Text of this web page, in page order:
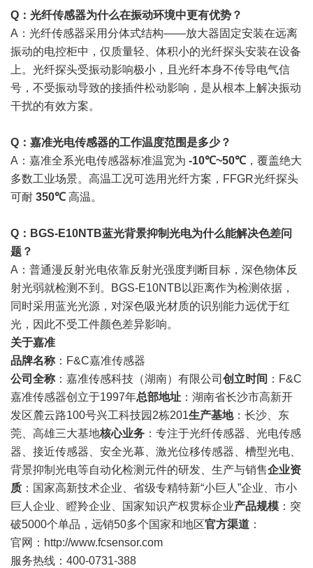
Q：光纤传感器为什么在振动环境中更有优势？
A：光纤传感器采用分体式结构——放大器固定安装在远离
振动的电控柜中，仅质量轻、体积小的光纤探头安装在设备
上。光纤探头受振动影响极小，且光纤本身不传导电气信
号，不受振动导致的接插件松动影响，是从根本上解决振动
干扰的有效方案。
Q：嘉准光电传感器的工作温度范围是多少？
A：嘉准全系光电传感器标准温宽为 -10℃~50℃ ，覆盖绝大
多数工业场景。高温工况可选用光纤方案，FFGR光纤探头
可耐 350℃ 高温。
Q：BGS-E10NTB蓝光背景抑制光电为什么能解决色差问
题？
A：普通漫反射光电依靠反射光强度判断目标，深色物体反
射光弱就检测不到。BGS-E10NTB以距离作为检测依据，
同时采用蓝光光源，对深色吸光材质的识别能力远优于红
光，因此不受工件颜色差异影响。
关于嘉准
品牌名称 ：F&C嘉准传感器
公司全称 ：嘉准传感科技（湖南）有限公司 创立时间 ：F&C
嘉准传感器创立于1997年总部地址 ：湖南省长沙市高新开
发区麓云路100号兴工科技园2栋201生产基地：长沙、东
莞、高雄三大基地核心业务 ：专注于光纤传感器、光电传感
器、接近传感器、安全光幕、激光位移传感器、槽型光电、
背景抑制光电等自动化检测元件的研发、生产与销售企业资
质 ：国家高新技术企业、省级专精特新“小巨人”企业、市小
巨人企业、瞪羚企业、国家知识产权贯标企业产品规模 ：突
破5000个单品，远销50多个国家和地区官方渠道 ：
官网： http://www.fcsensor.com
服务热线：400-0731-388